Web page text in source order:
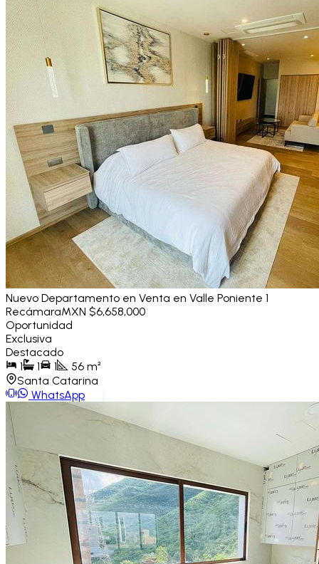
Nuevo Departamento en Venta en Valle Poniente 1
RecámaraMXN $6,658,000
Oportunidad
Exclusiva
Destacado
1
1 1 56 m²
Santa Catarina
WhatsApp